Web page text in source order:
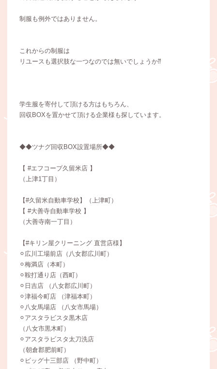
制服も例外ではありません。
これからの制服は
リユースも選択肢な一つなのでは無いでしょうか⁇
学生服を寄付して頂ける方はもちろん、
回収BOXを置かせて頂ける企業様も探しています。
◆◆ツナグ回収BOX設置場所◆◆
【 #エフコープ久留米店 】
（上津1丁目）
【#久留米自動車学校】（上津町）
【 #大善寺自動車学校 】
（大善寺南一丁目）
【#キリン屋クリーニング 直営店様】
⚪︎広川工場前店（八女郡広川町）
⚪︎梅満店（本町）
⚪︎鞍打通り店（西町）
⚪︎日吉店 （八女郡広川町）
⚪︎津福今町店 （津福本町）
⚪︎八女馬場店 （八女市馬場）
⚪︎アスタラビスタ黒木店
（八女市黒木町）
⚪︎アスタラビスタ太刀洗店
（朝倉郡肥前町）
⚪︎ビッグ十三部店 （野中町）